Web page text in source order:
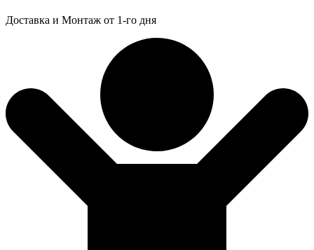
Доставка и Монтаж от 1-го дня